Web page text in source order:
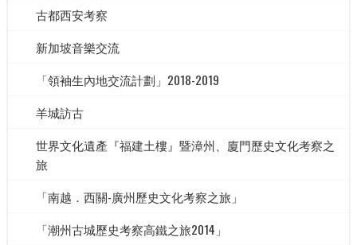
古都西安考察
新加坡音樂交流
「領袖生內地交流計劃」2018-2019
羊城訪古
世界文化遺產『福建土樓』暨漳州、廈門歷史文化考察之
旅
「南越．西關-廣州歷史文化考察之旅」
「潮州古城歷史考察高鐵之旅2014」